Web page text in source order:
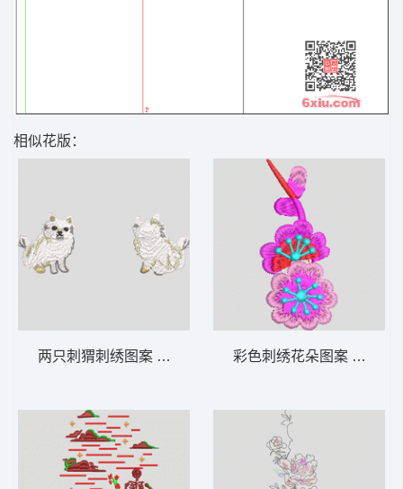
相似花版：
两只刺猬刺绣图案 猫鱼 彩色刺绣花朵图案 简单花